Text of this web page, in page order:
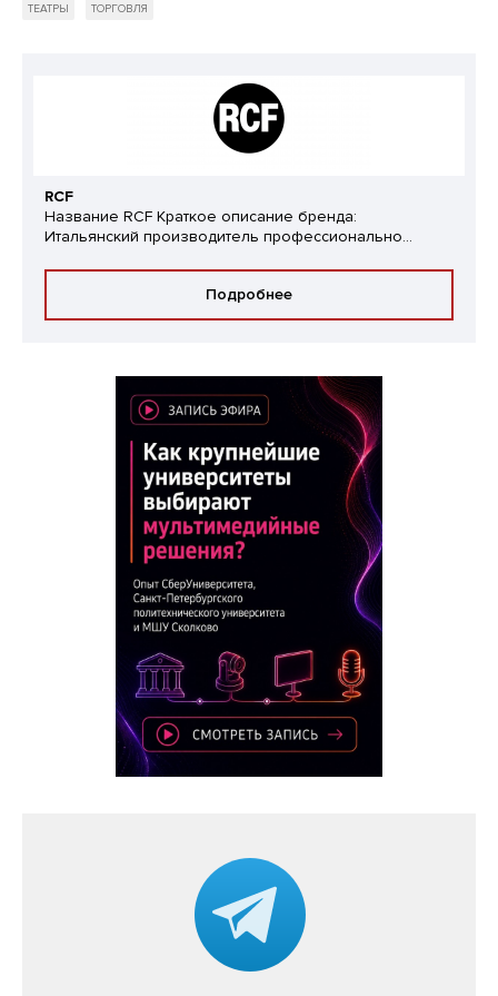
ТЕАТРЫ ТОРГОВЛЯ
RCF
Название RCF Краткое описание бренда:
Итальянский производитель профессионально...
Подробнее